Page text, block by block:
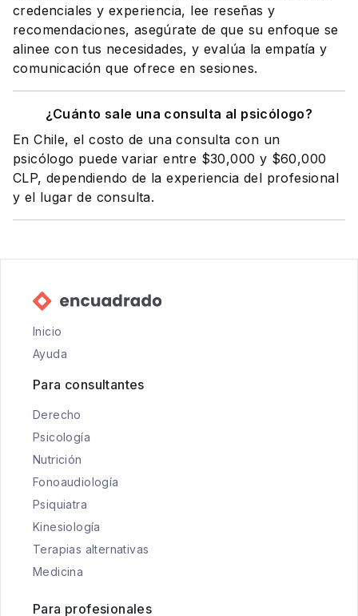
credenciales y experiencia, lee reseñas y
recomendaciones, asegúrate de que su enfoque se
alinee con tus necesidades, y evalúa la empatía y
comunicación que ofrece en sesiones.
¿Cuánto sale una consulta al psicólogo?
En Chile, el costo de una consulta con un
psicólogo puede variar entre $30,000 y $60,000
CLP, dependiendo de la experiencia del profesional
y el lugar de consulta.
Inicio
Ayuda
Para consultantes
Derecho
Psicología
Nutrición
Fonoaudiología
Psiquiatra
Kinesiología
Terapias alternativas
Medicina
Para profesionales